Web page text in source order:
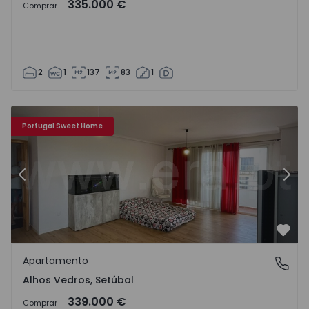
Comprar 335.000 €
2 1 137 83 1
Portugal Sweet Home
Apartamento T3 Moita, Alhos Vedros - 1556878 - 1
Anterior
Alhos Vedros, Setúbal
Apartamento
Alhos Vedros, Setúbal
Comprar 339.000 €